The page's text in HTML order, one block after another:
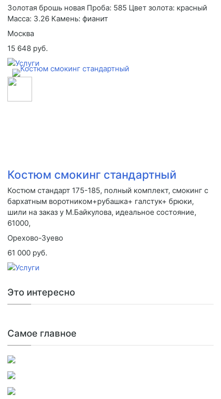
Золотая брошь новая Проба: 585 Цвет золота: красный
Масса: 3.26 Камень: фианит
Москва
15 648 руб.
Костюм смокинг стандартный
Костюм стандарт 175-185, полный комплект, смокинг с
бархатным воротником+рубашка+ галстук+ брюки,
шили на заказ у М.Байкулова, идеальное состояние,
61000,
Орехово-Зуево
61 000 руб.
Это интересно
Самое главное